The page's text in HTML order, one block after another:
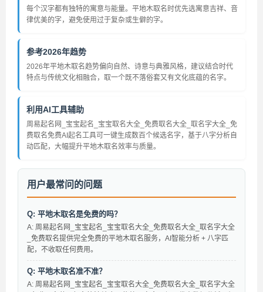
每个汉字都有独特的寓意与能量。平地木取名时优先选寓意吉祥、音
律优美的字，避免使用过于复杂或生僻的字。
参考2026年趋势
2026年平地木取名趋势偏向自然、诗意与典雅风格，建议结合时代
特点与传统文化相融合，取一个既不落俗套又有文化底蕴的名字。
利用AI工具辅助
周易起名网_宝宝起名_宝宝取名大全_免费取名大全_取名字大全_免
费取名免费AI起名工具可一键生成数百个候选名字，基于八字分析自
动匹配，大幅提升平地木取名效率与质量。
用户最常问的问题
Q: 平地木取名是免费的吗？
A: 周易起名网_宝宝起名_宝宝取名大全_免费取名大全_取名字大全
_免费取名提供完全免费的平地木取名服务，AI智能分析 + 八字匹
配，不收取任何费用。
Q: 平地木取名准不准？
A: 周易起名网_宝宝起名_宝宝取名大全_免费取名大全_取名字大全